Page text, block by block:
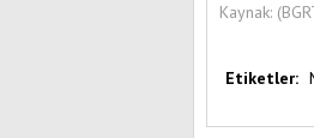
Kaynak:
Etiketler: